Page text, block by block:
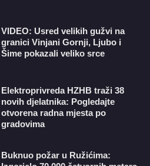
VIDEO: Usred velikih gužvi na
granici Vinjani Gornji, Ljubo i
Šime pokazali veliko srce
​Elektroprivreda HZHB traži 38
novih djelatnika: Pogledajte
otvorena radna mjesta po
gradovima
Buknuo požar u Ružićima: